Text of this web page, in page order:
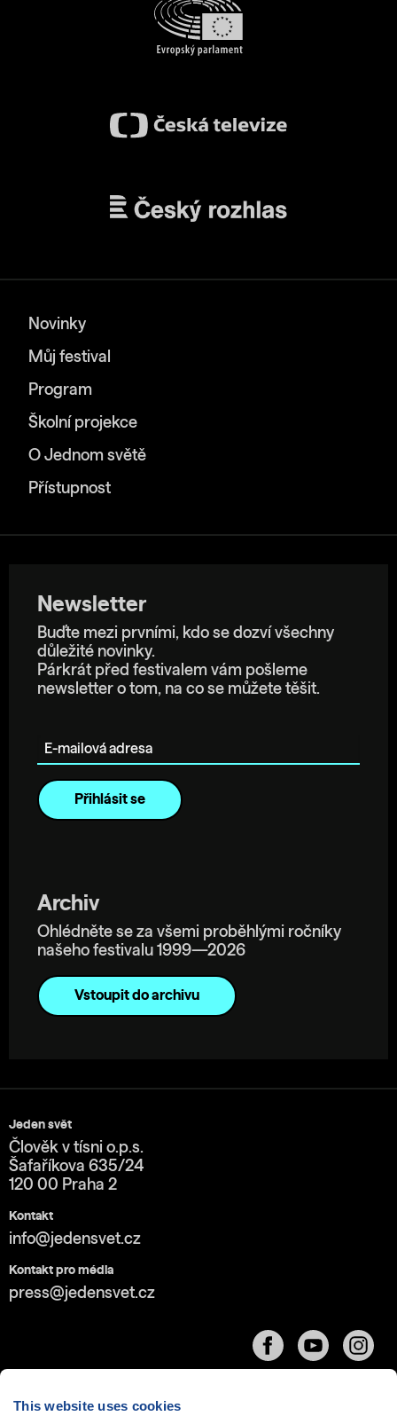
This website uses cookies
Novinky
Můj festival
Program
Školní projekce
O Jednom světě
Přístupnost
Newsletter
Buďte mezi prvními, kdo se dozví všechny
důležité novinky.
Párkrát před festivalem vám pošleme
newsletter o tom, na co se můžete těšit.
Archiv
Ohlédněte se za všemi proběhlými ročníky
našeho festivalu 1999—2026
Vstoupit do archivu
Jeden svět
Člověk v tísni o.p.s.
Šafaříkova 635/24
120 00 Praha 2
Kontakt
info@jedensvet.cz
Kontakt pro média
press@jedensvet.cz